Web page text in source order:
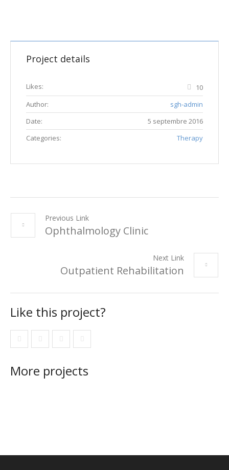
Project details
Likes:
10
Author:
sgh-admin
Date:
5 septembre 2016
Categories:
Therapy
Previous Link
Ophthalmology Clinic
Next Link
Outpatient Rehabilitation
Like this project?
More projects